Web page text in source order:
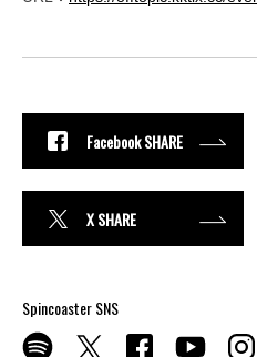
Facebook SHARE
X SHARE
Spincoaster SNS